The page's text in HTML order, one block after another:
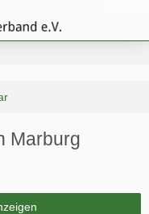
Marburg